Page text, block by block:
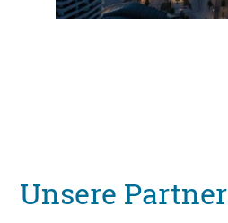
Unsere Partner